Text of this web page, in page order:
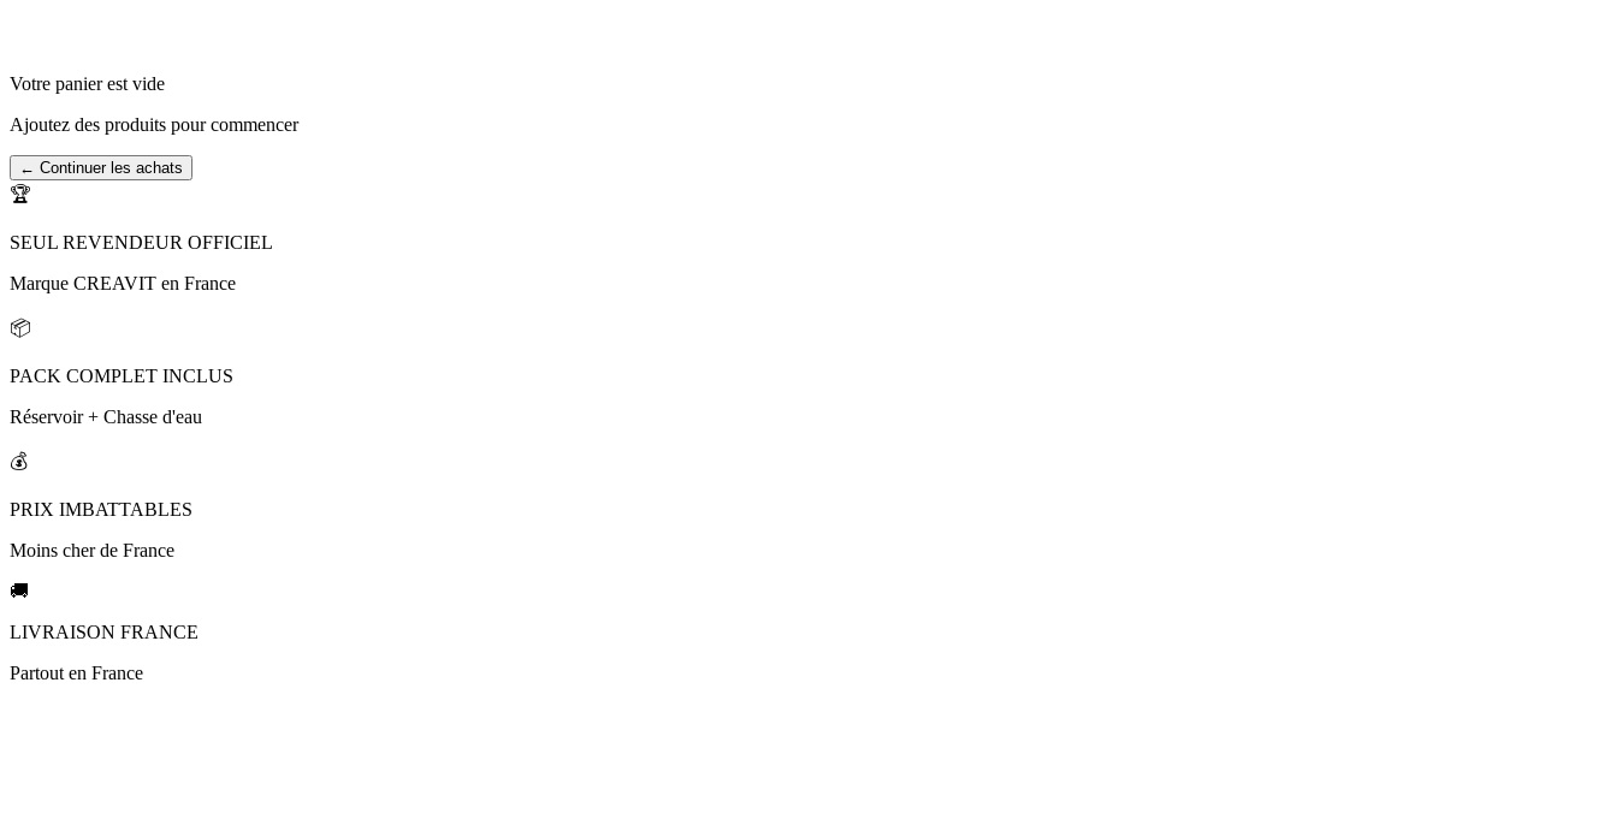
Votre panier est vide
Ajoutez des produits pour commencer
← Continuer les achats
🏆
SEUL REVENDEUR OFFICIEL
Marque CREAVIT en France
📦
PACK COMPLET INCLUS
Réservoir + Chasse d'eau
💰
PRIX IMBATTABLES
Moins cher de France
🚚
LIVRAISON FRANCE
Partout en France